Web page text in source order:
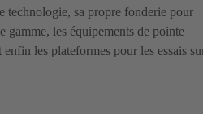
technologie, sa propre fonderie pour
gamme, les équipements de pointe
enfin les plateformes pour les essais